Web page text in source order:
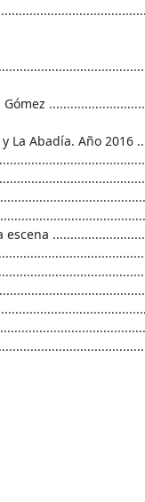
Abadía. Año 2016